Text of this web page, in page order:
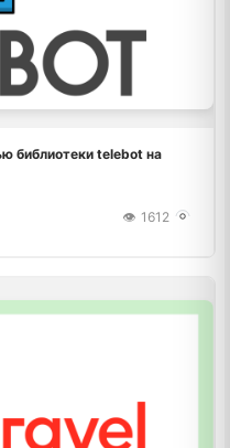
библиотеки telebot на
1612